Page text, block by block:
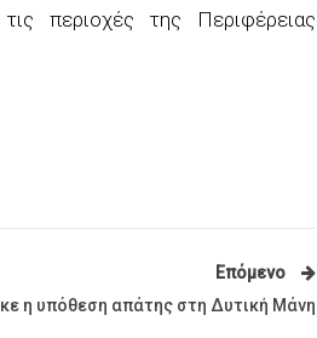
περιοχές της Περιφέρειας
Επόμενο
η υπόθεση απάτης στη Δυτική Μάνη